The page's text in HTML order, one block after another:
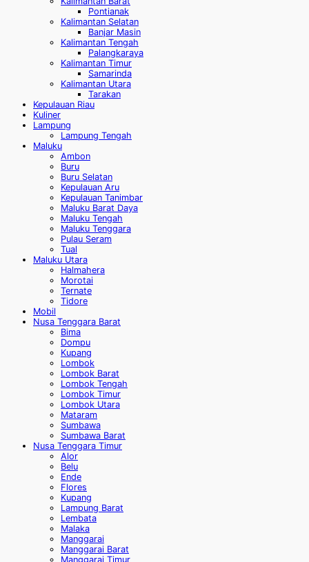
Pontianak
Kalimantan Selatan
Banjar Masin
Kalimantan Tengah
Palangkaraya
Kalimantan Timur
Samarinda
Kalimantan Utara
Tarakan
Kepulauan Riau
Kuliner
Lampung
Lampung Tengah
Maluku
Ambon
Buru
Buru Selatan
Kepulauan Aru
Kepulauan Tanimbar
Maluku Barat Daya
Maluku Tengah
Maluku Tenggara
Pulau Seram
Tual
Maluku Utara
Halmahera
Morotai
Ternate
Tidore
Mobil
Nusa Tenggara Barat
Bima
Dompu
Kupang
Lombok
Lombok Barat
Lombok Tengah
Lombok Timur
Lombok Utara
Mataram
Sumbawa
Sumbawa Barat
Nusa Tenggara Timur
Alor
Belu
Ende
Flores
Kupang
Lampung Barat
Lembata
Malaka
Manggarai
Manggarai Barat
Manggarai Timur